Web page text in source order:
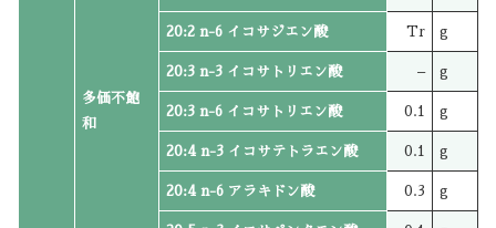
多価不飽
和
20:2 n-6 イコサジエン酸 Tr g
20:3 n-3 イコサトリエン酸 – g
20:3 n-6 イコサトリエン酸 0.1 g
20:4 n-3 イコサテトラエン酸 0.1 g
20:4 n-6 アラキドン酸 0.3 g